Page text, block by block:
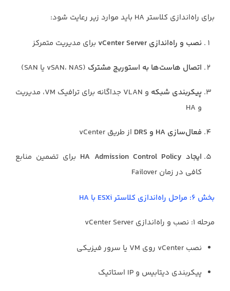
برای راه‌اندازی کلاستر HA باید موارد زیر رعایت شود:
نصب و راه‌اندازی vCenter Server برای مدیریت متمرکز
اتصال هاست‌ها به استوریج مشترک (vSAN، NAS یا SAN)
پیکربندی شبکه
و VLAN جداگانه برای ترافیک VM، مدیریت
و HA
فعال‌سازی HA و DRS از طریق vCenter
ایجاد HA Admission Control Policy
برای تضمین منابع
کافی در زمان Failover
بخش ۶: مراحل راه‌اندازی کلاستر ESXi با HA
مرحله ۱: نصب و راه‌اندازی vCenter Server
نصب vCenter روی VM یا سرور فیزیکی
پیکربندی دیتابیس و IP استاتیک